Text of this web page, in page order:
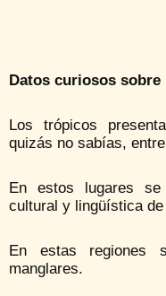
Datos curiosos
Los trópicos
quizás no sabías,
En estos lugares se
cultural y lingüística
En estas regiones
manglares.